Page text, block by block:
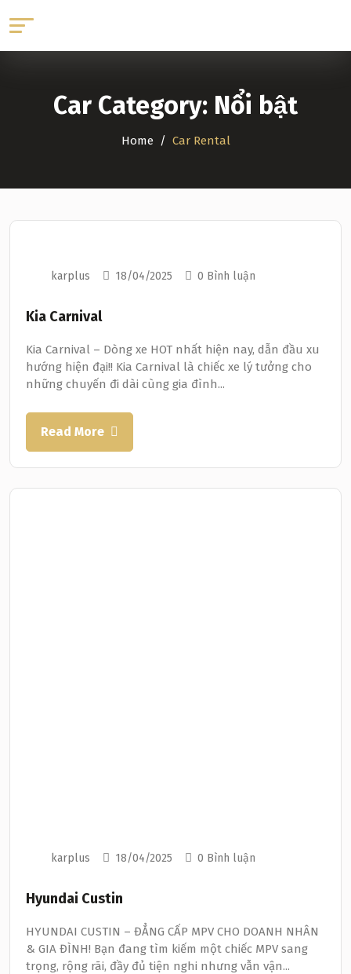
Car Category: Nổi bật
Home Car Rental
karplus 18/04/2025 0 Bình luận
Kia Carnival
Kia Carnival – Dòng xe HOT nhất hiện nay, dẫn đầu xu
hướng hiện đại!! Kia Carnival là chiếc xe lý tưởng cho
những chuyến đi dài cùng gia đình...
Read More
karplus 18/04/2025 0 Bình luận
Hyundai Custin
HYUNDAI CUSTIN – ĐẲNG CẤP MPV CHO DOANH NHÂN
& GIA ĐÌNH! Bạn đang tìm kiếm một chiếc MPV sang
trọng, rộng rãi, đầy đủ tiện nghi nhưng vẫn vận...